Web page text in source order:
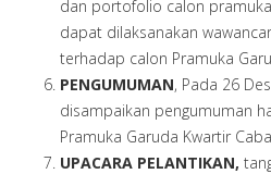
dan portofolio calon
dapat dilaksanakan
terhadap calon Pramuka
PENGUMUMAN, Pada 26
disampaikan pengumuman
Pramuka Garuda Kwartir
UPACARA PELANTIKAN,